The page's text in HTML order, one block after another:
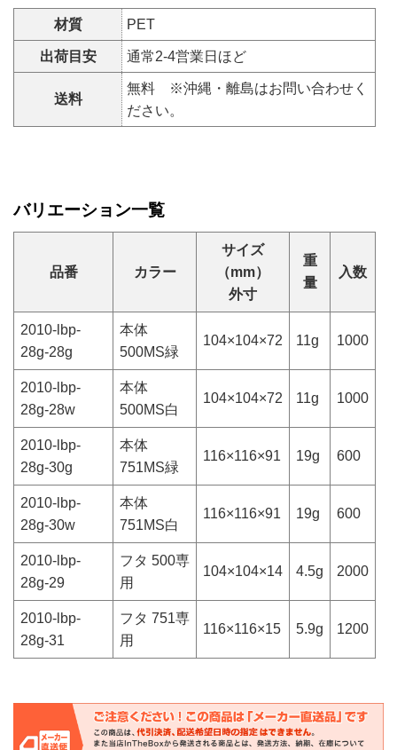
材質 PET
出荷目安 通常2-4営業日ほど
送料
無料 ※沖縄・離島はお問い合わせく
ださい。
バリエーション一覧
品番 カラー
サイズ
（mm）
外寸
重
量
入数
2010-lbp-
28g-28g
本体
500MS緑
104×104×72 11g 1000
2010-lbp-
28g-28w
本体
500MS白
104×104×72 11g 1000
2010-lbp-
28g-30g
本体
751MS緑
116×116×91 19g 600
2010-lbp-
28g-30w
本体
751MS白
116×116×91 19g 600
2010-lbp-
28g-29
フタ 500専
用
104×104×14 4.5g 2000
2010-lbp-
28g-31
フタ 751専
用
116×116×15 5.9g 1200